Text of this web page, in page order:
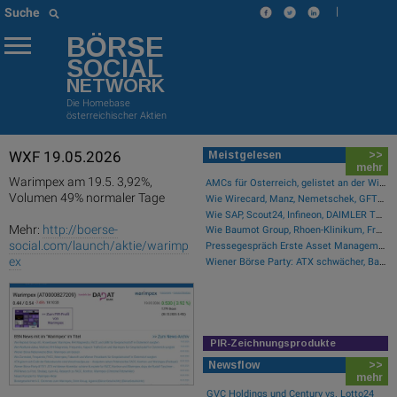
Suche |
BÖRSE
SOCIAL
NETWORK
Die Homebase
österreichischer Aktien
WXF 19.05.2026
Warimpex am 19.5. 3,92%,
Volumen 49% normaler Tage
Mehr: http://boerse-
social.com/launch/aktie/warimp
ex
Meistgelesen
>>
mehr
AMCs für Österreich, gelistet an der Wiener Börse
Wie Wirecard, Manz, Nemetschek, GFT Technologies, SAP und Rocket Internet für Gesprächsstoff sorgten
Wie SAP, Scout24, Infineon, DAIMLER TRUCK HLD..., Zalando und Allianz für Gesprächsstoff im DAX sorgten
Wie Baumot Group, Rhoen-Klinikum, Francotyp-Postalia, Tele Columbus, European Lithium und Lanxess für Gesprächsstoff sorgten
Pressegespräch Erste Asset Management Osteuropa Aktien
Wiener Börse Party: ATX schwächer, Bajaj Mobility mit 40 Prozent Wochenplus und vielleicht Momentum aus Indien (Podcast)
PIR-Zeichnungsprodukte
Newsflow
>>
mehr
GVC Holdings und Century vs. Lotto24